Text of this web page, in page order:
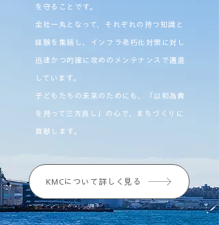
を守ることです。
全社一丸となって、それぞれの持つ知識と
経験を集結し、インフラ老朽化対策に対し
迅速かつ的確に攻めのメンテナンスで邁進
しています。
子どもたちの未来のためにも、「以和為貴
を持って三方良し」の心で、まちづくりに
貢献します。
KMCについて詳しく見る